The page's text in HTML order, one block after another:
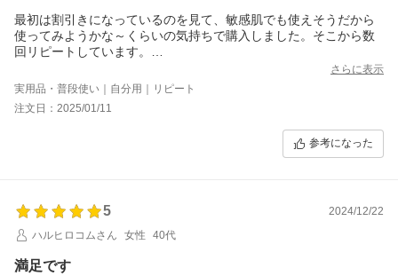
最初は割引きになっているのを見て、敏感肌でも使えそうだから
使ってみようかな～くらいの気持ちで購入しました。そこから数
回リピートしています。
少しとろみのついた化粧水で肌にしみる事もなく、価格もお手頃
ですごく良いと思います。肌荒れもおきにくくなりました。
私は洗顔後化粧水をつけた後にパックをしてますが朝になっても
乾燥しません(^^)またリピートします！
さらに表示
実用品・普段使い｜自分用｜リピート
注文日：2025/01/11
参考になった
5
2024/12/22
ハルヒロコムさん
女性 40代
満足です